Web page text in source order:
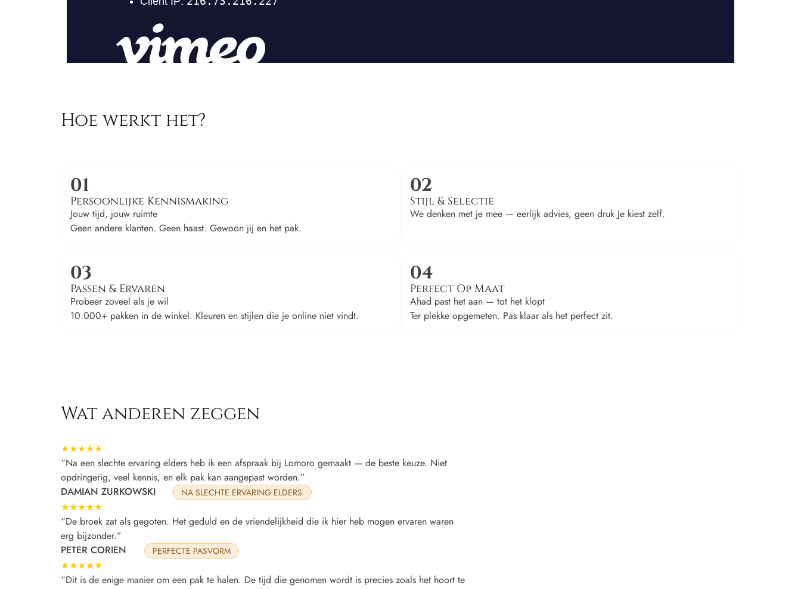
Hoe werkt het?
01
Persoonlijke Kennismaking
Jouw tijd, jouw ruimte
Geen andere klanten. Geen haast. Gewoon jij en het pak.
02
Stijl & Selectie
We denken met je mee — eerlijk advies, geen druk Je kiest zelf.
03
Passen & Ervaren
Probeer zoveel als je wil
10.000+ pakken in de winkel. Kleuren en stijlen die je online niet vindt.
04
Perfect Op Maat
Ahad past het aan — tot het klopt
Ter plekke opgemeten. Pas klaar als het perfect zit.
Wat anderen zeggen
★★★★★
“Na een slechte ervaring elders heb ik een afspraak bij Lomoro gemaakt — de beste keuze. Niet
opdringerig, veel kennis, en elk pak kan aangepast worden.”
DAMIAN ZURKOWSKI
NA SLECHTE ERVARING ELDERS
★★★★★
“De broek zat als gegoten. Het geduld en de vriendelijkheid die ik hier heb mogen ervaren waren
erg bijzonder.”
PETER CORIEN
PERFECTE PASVORM
★★★★★
“Dit is de enige manier om een pak te halen. De tijd die genomen wordt is precies zoals het hoort te